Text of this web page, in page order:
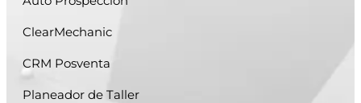
ClearMechanic
CRM Posventa
Planeador de Taller